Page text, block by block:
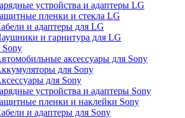
устройства и адаптеры LG
пленки и стекла LG
и адаптеры для LG
и гарнитура для LG
Sony
аксессуары для Sony
для Sony
для Sony
устройства и адаптеры Sony
пленки и наклейки Sony
и адаптеры для Sony